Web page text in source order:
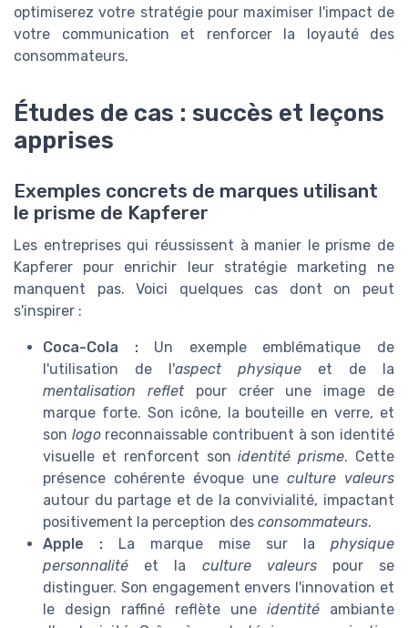
optimiserez votre stratégie pour maximiser l'impact de
votre communication et renforcer la loyauté des
consommateurs.
Études de cas : succès et leçons
apprises
Exemples concrets de marques utilisant
le prisme de Kapferer
Les entreprises qui réussissent à manier le prisme de
Kapferer pour enrichir leur stratégie marketing ne
manquent pas. Voici quelques cas dont on peut
s'inspirer :
Coca-Cola :Un exemple emblématique de
l'utilisation de l'aspect physique et de la
mentalisation refletpour créer une image de
marque forte. Son icône, la bouteille en verre, et
son logoreconnaissable contribuent à son identité
visuelle et renforcent sonidentité prisme. Cette
présence cohérente évoque une culture valeurs
autour du partage et de la convivialité, impactant
positivement la perception des consommateurs.
Apple : La marque mise sur la physique
personnalité et la culture valeurspour se
distinguer. Son engagement envers l'innovation et
le design raffiné reflète une identité ambiante